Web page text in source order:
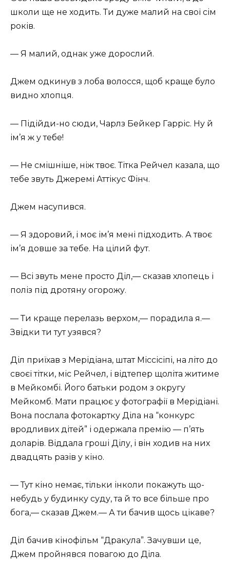
школи ще не ходить. Ти дуже малий на свої сім
років.
— Я малий, однак уже дорослий.
Джем одкинув з лоба волосся, щоб краще було
видно хлопця.
— Підійди-но сюди, Чарлз Бейкер Гарріс. Ну й
ім’я ж у тебе!
— Не смішніше, ніж твоє. Тітка Рейчел казала, що
тебе звуть Джеремі Аттікус Фінч.
Джем насупився.
— Я здоровий, і моє ім’я мені підходить. А твоє
ім’я довше за тебе. На цілий фут.
— Всі звуть мене просто Діл,— сказав хлопець і
поліз під дротяну огорожу.
— Ти краще перелазь верхом,— порадила я.—
Звідки ти тут узявся?
Діл приїхав з Мерідіана, штат Міссісіпі, на літо до
своєї тітки, міс Рейчел, і відтепер щоліта житиме
в Мейкомбі. Його батьки родом з округу
Мейкомб. Мати працює у фотографії в Мерідіані.
Вона послала фотокартку Діла на “конкурс
вродливих дітей” і одержала премію — п’ять
доларів. Віддала гроші Ділу, і він ходив на них
двадцять разів у кіно.
— Тут кіно немає, тільки інколи покажуть що-
небудь у будинку суду, та й то все більше про
бога,— сказав Джем.— А ти бачив щось цікаве?
Діл бачив кінофільм “Дракула”. Зачувши це,
Джем пройнявся повагою до Діла.